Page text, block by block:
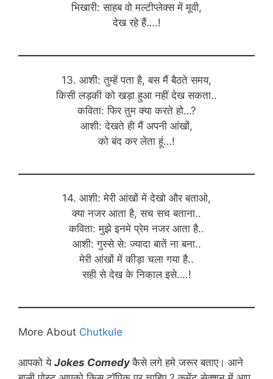
भिखारी: साहब वो मल्टीप्लेक्स में मूवी,
देख रहे हैं….!
13. आशी: तुम्हें पता है, बस मैं बैठते समय,
किसी लड़की को खड़ा हुआ नहीं देख सकता..
कविता: फिर तुम क्या करते हो…?
आशी: देखते ही मैं अपनी आंखों,
को बंद कर लेता हूं…!
14. आशी: मेरी आंखों में देखो और बताओ,
क्या नजर आता है, सच सच बताना..
कविता: मुझे इनमे प्रेम नजर आता है..
आशी: गुस्से से: ज्यादा बातें ना बना..
मेरी आंखों में कीड़ा चला गया है..
सही से देख के निकाल इसे….!
More About Chutkule
आपको ये Jokes Comedy कैसे लगे हमे जरूर बताए। आने